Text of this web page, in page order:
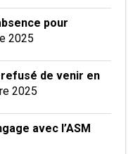
pour
2025
refusé de venir en
2025
avec l’ASM